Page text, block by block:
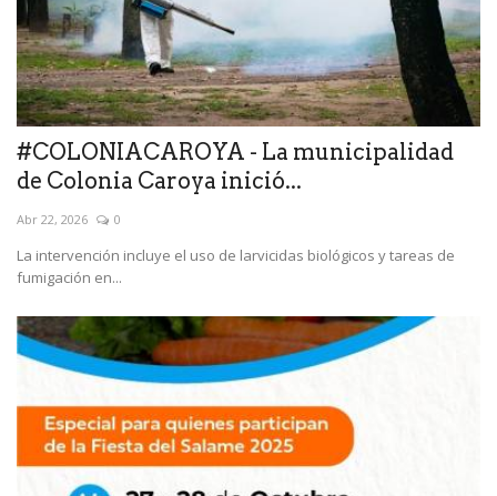
#COLONIACAROYA - La municipalidad
de Colonia Caroya inició...
Abr 22, 2026 0
La intervención incluye el uso de larvicidas biológicos y tareas de
fumigación en...